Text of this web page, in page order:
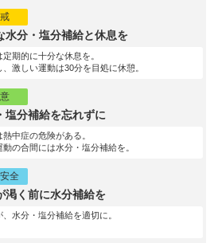
水分・塩分補給と休息を
期的に十分な休息を。
激しい運動は30分を目処に休憩。
塩分補給を忘れずに
中症の危険がある。
の合間には水分・塩分補給を。
全
渇く前に水分補給を
水分・塩分補給を適切に。